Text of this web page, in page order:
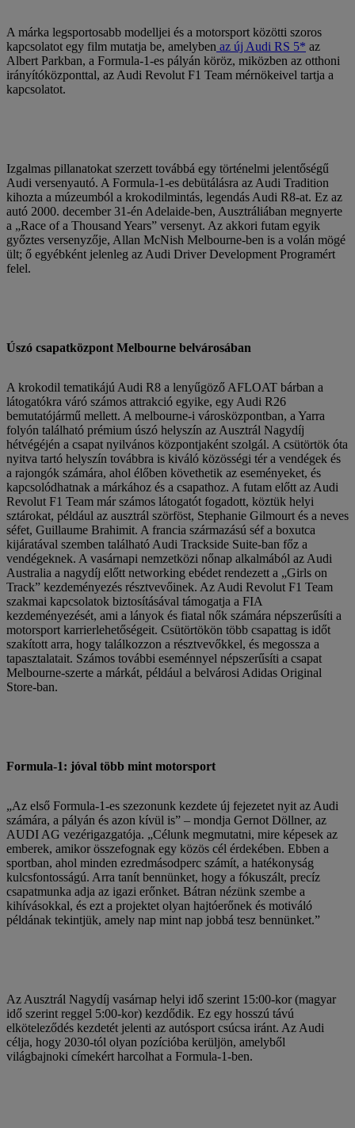
A márka legsportosabb modelljei és a motorsport közötti szoros
kapcsolatot egy film mutatja be, amelyben az új Audi RS 5* az
Albert Parkban, a Formula-1-es pályán köröz, miközben az otthoni
irányítóközponttal, az Audi Revolut F1 Team mérnökeivel tartja a
kapcsolatot.
Izgalmas pillanatokat szerzett továbbá egy történelmi jelentőségű
Audi versenyautó. A Formula-1-es debütálásra az Audi Tradition
kihozta a múzeumból a krokodilmintás, legendás Audi R8-at. Ez az
autó 2000. december 31-én Adelaide-ben, Ausztráliában megnyerte
a „Race of a Thousand Years” versenyt. Az akkori futam egyik
győztes versenyzője, Allan McNish Melbourne-ben is a volán mögé
ült; ő egyébként jelenleg az Audi Driver Development Programért
felel.
Úszó csapatközpont Melbourne belvárosában
A krokodil tematikájú Audi R8 a lenyűgöző AFLOAT bárban a
látogatókra váró számos attrakció egyike, egy Audi R26
bemutatójármű mellett. A melbourne-i városközpontban, a Yarra
folyón található prémium úszó helyszín az Ausztrál Nagydíj
hétvégéjén a csapat nyilvános központjaként szolgál. A csütörtök óta
nyitva tartó helyszín továbbra is kiváló közösségi tér a vendégek és
a rajongók számára, ahol élőben követhetik az eseményeket, és
kapcsolódhatnak a márkához és a csapathoz. A futam előtt az Audi
Revolut F1 Team már számos látogatót fogadott, köztük helyi
sztárokat, például az ausztrál szörföst, Stephanie Gilmourt és a neves
séfet, Guillaume Brahimit. A francia származású séf a boxutca
kijáratával szemben található Audi Trackside Suite-ban főz a
vendégeknek. A vasárnapi nemzetközi nőnap alkalmából az Audi
Australia a nagydíj előtt networking ebédet rendezett a „Girls on
Track” kezdeményezés résztvevőinek. Az Audi Revolut F1 Team
szakmai kapcsolatok biztosításával támogatja a FIA
kezdeményezését, ami a lányok és fiatal nők számára népszerűsíti a
motorsport karrierlehetőségeit. Csütörtökön több csapattag is időt
szakított arra, hogy találkozzon a résztvevőkkel, és megossza a
tapasztalatait. Számos további eseménnyel népszerűsíti a csapat
Melbourne-szerte a márkát, például a belvárosi Adidas Original
Store-ban.
Formula-1: jóval több mint motorsport
„Az első Formula-1-es szezonunk kezdete új fejezetet nyit az Audi
számára, a pályán és azon kívül is” – mondja Gernot Döllner, az
AUDI AG vezérigazgatója. „Célunk megmutatni, mire képesek az
emberek, amikor összefognak egy közös cél érdekében. Ebben a
sportban, ahol minden ezredmásodperc számít, a hatékonyság
kulcsfontosságú. Arra tanít bennünket, hogy a fókuszált, precíz
csapatmunka adja az igazi erőnket. Bátran nézünk szembe a
kihívásokkal, és ezt a projektet olyan hajtóerőnek és motiváló
példának tekintjük, amely nap mint nap jobbá tesz bennünket.”
Az Ausztrál Nagydíj vasárnap helyi idő szerint 15:00-kor (magyar
idő szerint reggel 5:00-kor) kezdődik. Ez egy hosszú távú
elköteleződés kezdetét jelenti az autósport csúcsa iránt. Az Audi
célja, hogy 2030-tól olyan pozícióba kerüljön, amelyből
világbajnoki címekért harcolhat a Formula-1-ben.